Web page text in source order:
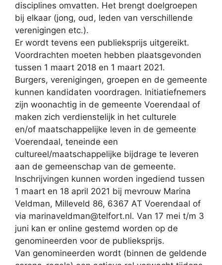
disciplines omvatten. Het brengt doelgroepen
bij elkaar (jong, oud, leden van verschillende
verenigingen etc.).
Er wordt tevens een publieksprijs uitgereikt.
Voordrachten moeten hebben plaatsgevonden
tussen 1 maart 2018 en 1 maart 2021.
Burgers, verenigingen, groepen en de gemeente
kunnen kandidaten voordragen. Initiatiefnemers
zijn woonachtig in de gemeente Voerendaal of
maken zich verdienstelijk in het culturele
en/of maatschappelijke leven in de gemeente
Voerendaal, teneinde een
cultureel/maatschappelijke bijdrage te leveren
aan de gemeenschap van de gemeente.
Inschrijvingen kunnen worden ingediend tussen
1 maart en 18 april 2021 bij mevrouw Marina
Veldman, Milleveld 86, 6367 AT Voerendaal of
via marinaveldman@telfort.nl. Van 17 mei t/m 3
juni kan er online gestemd worden op de
genomineerden voor de publieksprijs.
Van genomineerden wordt (binnen de geldende